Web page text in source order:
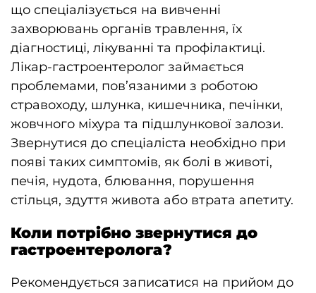
що спеціалізується на вивченні
захворювань органів травлення, їх
діагностиці, лікуванні та профілактиці.
Лікар-гастроентеролог займається
проблемами, пов’язаними з роботою
стравоходу, шлунка, кишечника, печінки,
жовчного міхура та підшлункової залози.
Звернутися до спеціаліста необхідно при
появі таких симптомів, як болі в животі,
печія, нудота, блювання, порушення
стільця, здуття живота або втрата апетиту.
Коли потрібно звернутися до
гастроентеролога?
Рекомендується записатися на прийом до